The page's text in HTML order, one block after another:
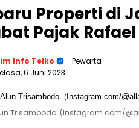
Properti di
Pajak
Info Telko
- Pewarta
6 Juni 2023
Trisambodo. (Instagram.com/